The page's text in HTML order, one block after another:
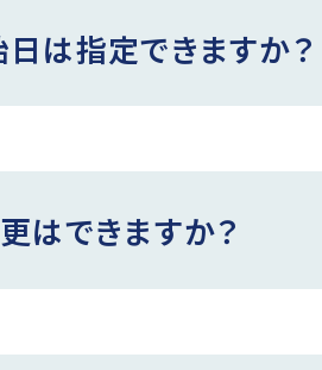
は指定できますか？
はできますか？